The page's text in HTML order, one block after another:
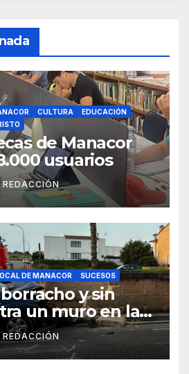
CULTURA
EDUCACIÓN
de Manacor
usuarios
REDACCIÓN
DE MANACOR SUCESOS
y sin
un muro en la
de Manacor y
REDACCIÓN